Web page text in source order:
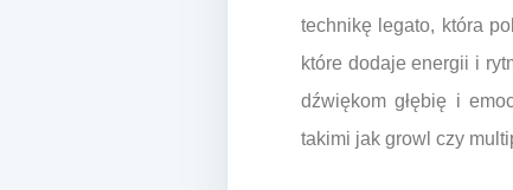
technikę legato, która
które dodaje energii i
dźwiękom głębię i
takimi jak growl czy